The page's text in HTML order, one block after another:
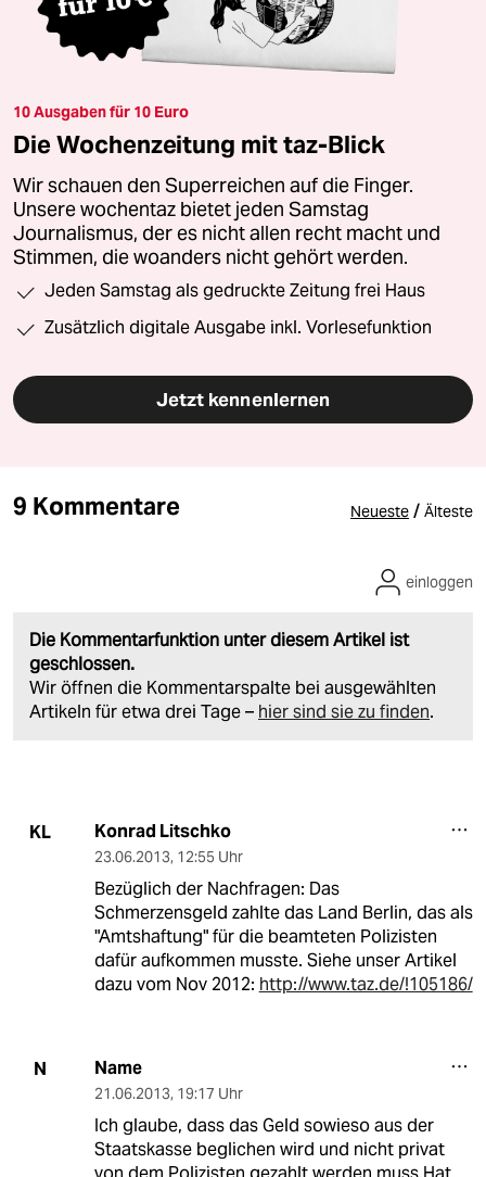
10 Ausgaben für 10 Euro
Die Wochenzeitung mit taz-Blick
Wir schauen den Superreichen auf die Finger.
Unsere wochentaz bietet jeden Samstag
Journalismus, der es nicht allen recht macht und
Stimmen, die woanders nicht gehört werden.
Jeden Samstag als gedruckte Zeitung frei Haus
Zusätzlich digitale Ausgabe inkl. Vorlesefunktion
Jetzt kennenlernen
9 Kommentare Neueste / Älteste
Die Kommentarfunktion unter diesem Artikel ist
geschlossen.
Wir öffnen die Kommentarspalte bei ausgewählten
Artikeln für etwa drei Tage – hier sind sie zu finden.
einloggen
KL Konrad Litschko
23.06.2013, 12:55 Uhr
Bezüglich der Nachfragen: Das
Schmerzensgeld zahlte das Land Berlin, das als
"Amtshaftung" für die beamteten Polizisten
dafür aufkommen musste. Siehe unser Artikel
dazu vom Nov 2012: http://www.taz.de/!105186/
N Name
21.06.2013, 19:17 Uhr
Ich glaube, dass das Geld sowieso aus der
Staatskasse beglichen wird und nicht privat